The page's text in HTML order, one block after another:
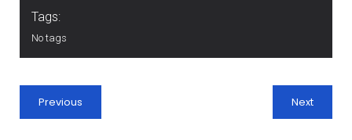
Tags:
No tags
Previous Next